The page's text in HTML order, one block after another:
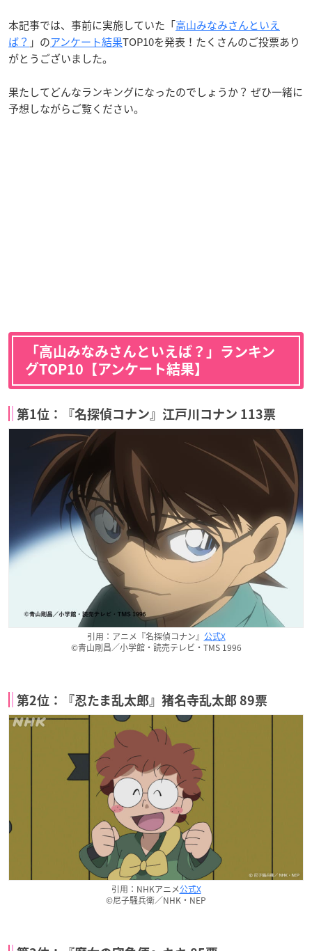
本記事では、事前に実施していた「高山みなみさんといえ
ば？ 」のアンケート結果TOP10を発表！たくさんのご投票あり
がとうございました。
果たしてどんなランキングになったのでしょうか？ ぜひ一緒に
予想しながらご覧ください。
「高山みなみさんといえば？」ランキン
グTOP10【アンケート結果】
第1位：『名探偵コナン』江戸川コナン 113票
引用：アニメ『名探偵コナン』 公式X
©青山剛昌／小学館・読売テレビ・TMS 1996
第2位：『忍たま乱太郎』猪名寺乱太郎 89票
引用：NHKアニメ公式X
©尼子騒兵衛／NHK・NEP